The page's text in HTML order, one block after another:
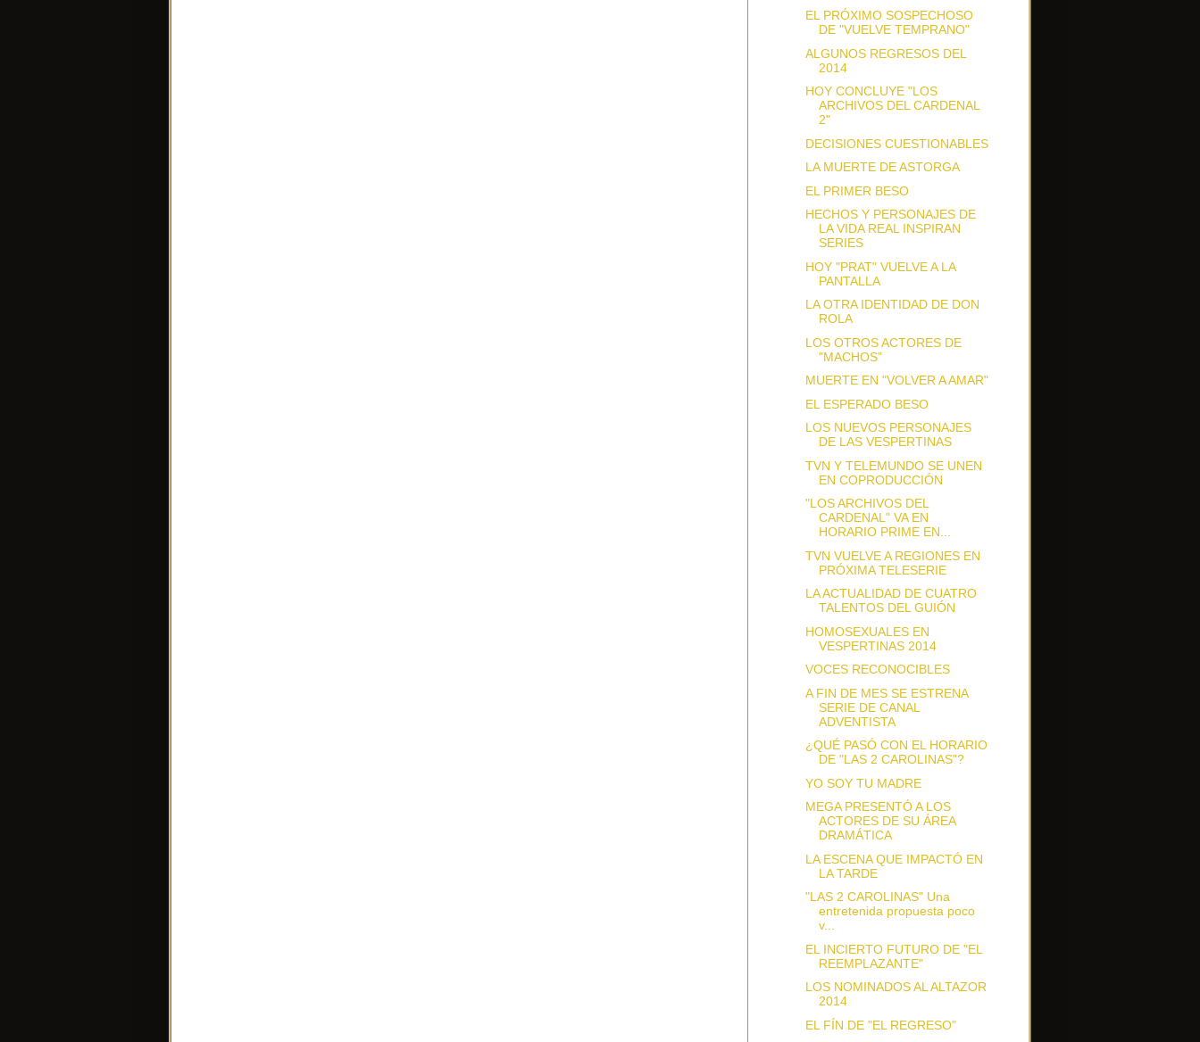
EL PRÓXIMO SOSPECHOSO
DE "VUELVE TEMPRANO"
ALGUNOS REGRESOS DEL
2014
HOY CONCLUYE "LOS
ARCHIVOS DEL CARDENAL
2"
DECISIONES CUESTIONABLES
LA MUERTE DE ASTORGA
EL PRIMER BESO
HECHOS Y PERSONAJES DE
LA VIDA REAL INSPIRAN
SERIES
HOY "PRAT" VUELVE A LA
PANTALLA
LA OTRA IDENTIDAD DE DON
ROLA
LOS OTROS ACTORES DE
"MACHOS"
MUERTE EN "VOLVER A AMAR"
EL ESPERADO BESO
LOS NUEVOS PERSONAJES
DE LAS VESPERTINAS
TVN Y TELEMUNDO SE UNEN
EN COPRODUCCIÓN
"LOS ARCHIVOS DEL
CARDENAL" VA EN
HORARIO PRIME EN...
TVN VUELVE A REGIONES EN
PRÓXIMA TELESERIE
LA ACTUALIDAD DE CUATRO
TALENTOS DEL GUIÓN
HOMOSEXUALES EN
VESPERTINAS 2014
VOCES RECONOCIBLES
A FIN DE MES SE ESTRENA
SERIE DE CANAL
ADVENTISTA
¿QUÉ PASÓ CON EL HORARIO
DE "LAS 2 CAROLINAS"?
YO SOY TU MADRE
MEGA PRESENTÓ A LOS
ACTORES DE SU ÁREA
DRAMÁTICA
LA ESCENA QUE IMPACTÓ EN
LA TARDE
"LAS 2 CAROLINAS" Una
entretenida propuesta poco
v...
EL INCIERTO FUTURO DE "EL
REEMPLAZANTE"
LOS NOMINADOS AL ALTAZOR
2014
EL FÍN DE "EL REGRESO"